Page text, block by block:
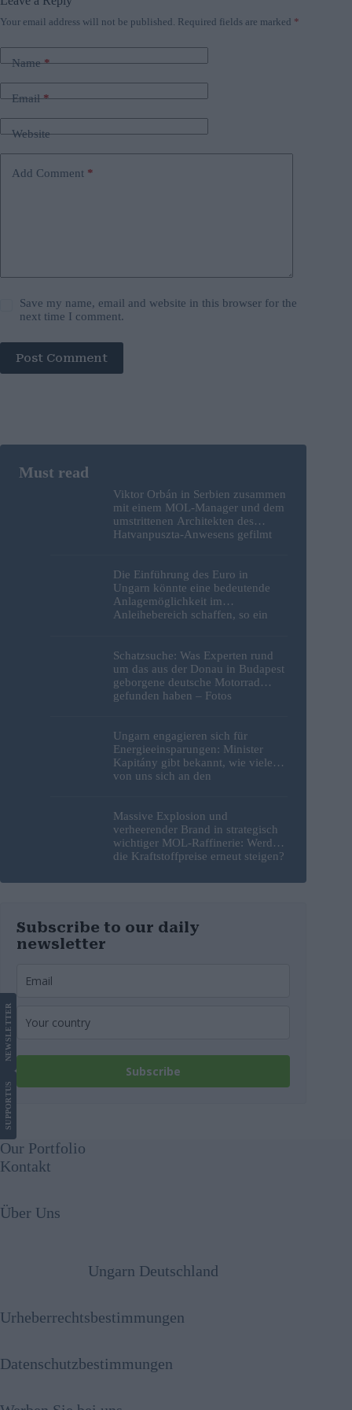
Your email address will not be published. Required fields are marked *
Name*
Email*
Website
Add Comment *
Save my name, email and website in this browser for the
next time I comment.
Post Comment
Viktor Orbán in Serbien zusammen
mit einem MOL-Manager und dem
umstrittenen Architekten des
Hatvanpuszta-Anwesens gefilmt
Die Einführung des Euro in
Ungarn könnte eine bedeutende
Anlagemöglichkeit im
Anleihebereich schaffen, so ein
Schatzsuche: Was Experten rund
um das aus der Donau in Budapest
geborgene deutsche Motorrad
gefunden haben – Fotos
Ungarn engagieren sich für
Energieeinsparungen: Minister
Kapitány gibt bekannt, wie viele
von uns sich an den
Massive Explosion und
verheerender Brand in strategisch
wichtiger MOL-Raffinerie: Werden
die Kraftstoffpreise erneut steigen?
Subscribe to our daily
newsletter
Subscribe
SUPPORT
US
NEWS
LETTER
Our Portfolio
Kontakt
Über Uns
Ungarn Deutschland
Urheberrechtsbestimmungen
Datenschutzbestimmungen